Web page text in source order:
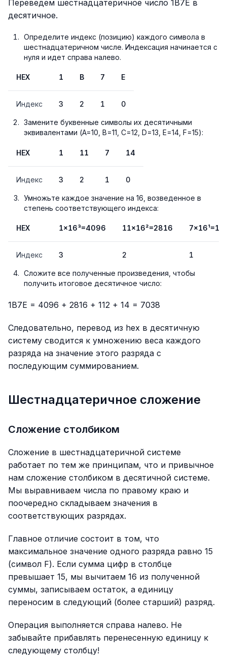
Переведем шестнадцатеричное число 1B7E в
десятичное.
Определите индекс (позицию) каждого символа в
шестнадцатеричном числе. Индексация начинается с
нуля и идет справа налево.
HEX 1 B 7 E
Индекс 3 2 1 0
Замените буквенные символы их десятичными
эквивалентами (A=10, B=11, C=12, D=13, E=14, F=15):
HEX 1 11 7 14
Индекс 3 2 1 0
Умножьте каждое значение на 16, возведенное в
степень соответствующего индекса:
HEX 1×16³=4096 11×16²=2816
Индекс 3 2 1
Сложите все полученные произведения, чтобы
получить итоговое десятичное число:
1B7E = 4096 + 2816 + 112 + 14 = 7038
Следовательно, перевод из hex в десятичную
систему сводится к умножению веса каждого
разряда на значение этого разряда с
последующим суммированием.
Шестнадцатеричное сложение
Сложение столбиком
Сложение в шестнадцатеричной системе
работает по тем же принципам, что и привычное
нам сложение столбиком в десятичной системе.
Мы выравниваем числа по правому краю и
поочередно складываем значения в
соответствующих разрядах.
Главное отличие состоит в том, что
максимальное значение одного разряда равно 15
(символ F). Если сумма цифр в столбце
превышает 15, мы вычитаем 16 из полученной
суммы, записываем остаток, а единицу
переносим в следующий (более старший) разряд.
Операция выполняется справа налево. Не
забывайте прибавлять перенесенную единицу к
следующему столбцу!